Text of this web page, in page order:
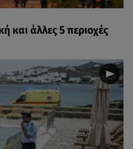
και άλλες 5 περιοχές